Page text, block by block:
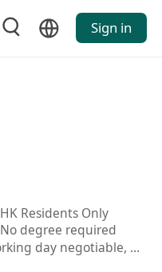
Sign in
HK Residents Only
No degree required
More than 8 hours/day, Working day negotiable, Rotating shifts